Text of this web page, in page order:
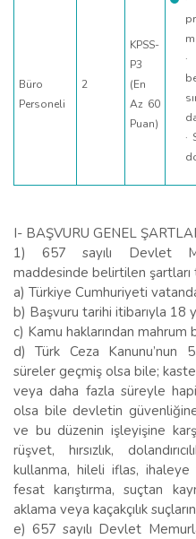
Büro
Personeli
2
KPSS-
P3
(En
Az 60
Puan)
·
·
I- BAŞVURU GENEL
1) 657 sayılı Devlet
maddesinde belirtilen şartları
a) Türkiye Cumhuriyeti
b) Başvuru tarihi itibarıyla 18
c) Kamu haklarından mahrum
d) Türk Ceza Kanunu’nun
süreler geçmiş olsa bile;
veya daha fazla süreyle
olsa bile devletin
ve bu düzenin işleyişine
rüşvet, hırsızlık,
kullanma, hileli iflas, ihaleye
fesat karıştırma, suçtan
aklama veya kaçakçılık
e) 657 sayılı Devlet